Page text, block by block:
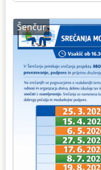
Šenčur